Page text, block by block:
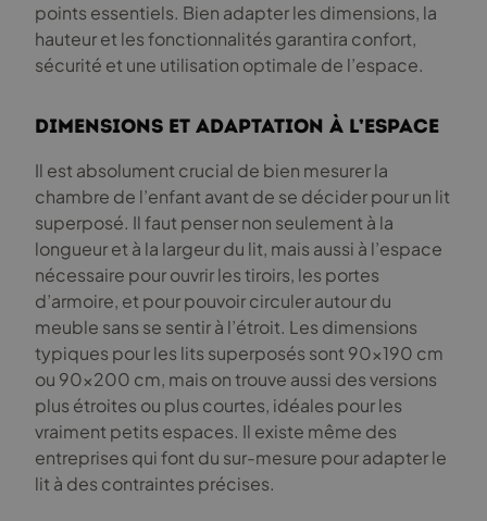
points essentiels. Bien adapter les dimensions, la
hauteur et les fonctionnalités garantira confort,
sécurité et une utilisation optimale de l’espace.
Dimensions et adaptation à l’espace
Il est absolument crucial de bien mesurer la
chambre de l’enfant avant de se décider pour un lit
superposé. Il faut penser non seulement à la
longueur et à la largeur du lit, mais aussi à l’espace
nécessaire pour ouvrir les tiroirs, les portes
d’armoire, et pour pouvoir circuler autour du
meuble sans se sentir à l’étroit. Les dimensions
typiques pour les lits superposés sont 90×190 cm
ou 90×200 cm, mais on trouve aussi des versions
plus étroites ou plus courtes, idéales pour les
vraiment petits espaces. Il existe même des
entreprises qui font du sur-mesure pour adapter le
lit à des contraintes précises.